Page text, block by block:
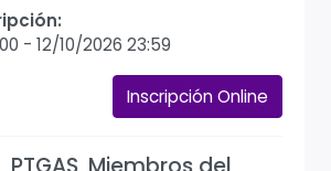
- 12/10/2026 23:59
Inscripción Online